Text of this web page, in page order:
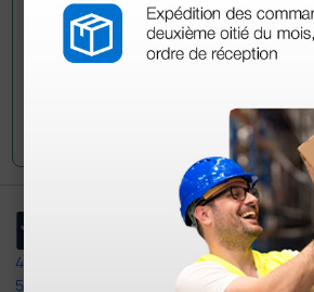
Envía tu pregunta
4,4
597